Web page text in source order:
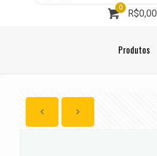
0
R$0,00
Produtos